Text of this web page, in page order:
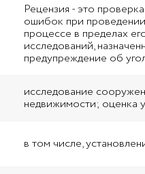
Рецензия - это
ошибок при проведении
процессе в пределах
исследований,
предупреждение об
исследование
недвижимости; оценка
в том числе,